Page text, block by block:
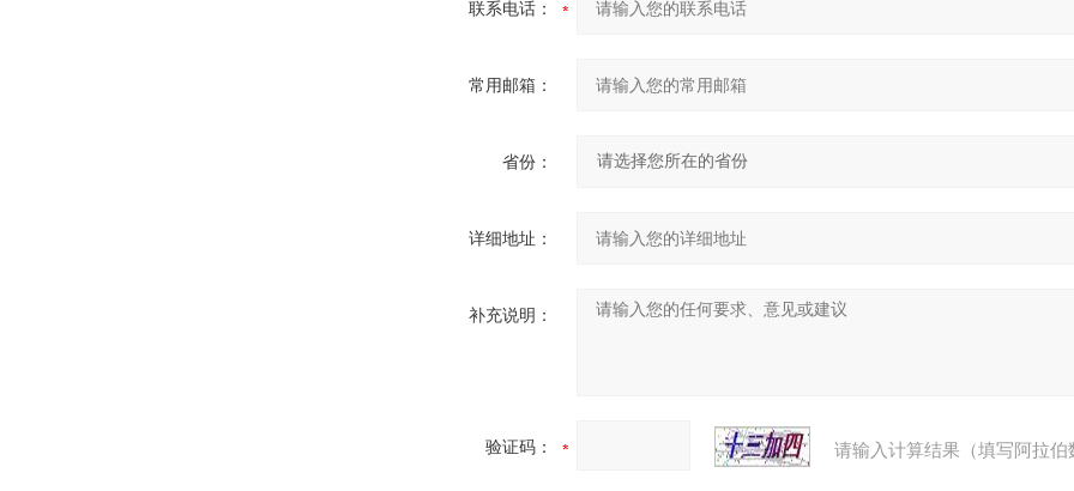
联系电话：
常用邮箱：
省份：
详细地址：
补充说明：
验证码： 请输入计算结果（填写阿拉